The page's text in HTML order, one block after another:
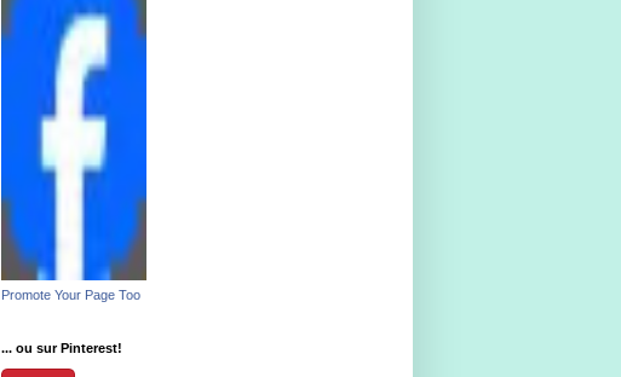
Promote Your Page Too
... ou sur Pinterest!